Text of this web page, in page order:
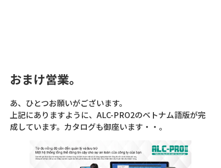
おまけ営業。
あ、ひとつお願いがございます。
上記にありますように、ALC-PRO2のベトナム語版が完
成しています。カタログも御座います・・。